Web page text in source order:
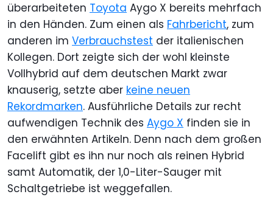
überarbeiteten Toyota Aygo X bereits mehrfach
in den Händen. Zum einen als Fahrbericht, zum
anderen im Verbrauchstest der italienischen
Kollegen. Dort zeigte sich der wohl kleinste
Vollhybrid auf dem deutschen Markt zwar
knauserig, setzte aber keine neuen
Rekordmarken. Ausführliche Details zur recht
aufwendigen Technik des Aygo X finden sie in
den erwähnten Artikeln. Denn nach dem großen
Facelift gibt es ihn nur noch als reinen Hybrid
samt Automatik, der 1,0-Liter-Sauger mit
Schaltgetriebe ist weggefallen.